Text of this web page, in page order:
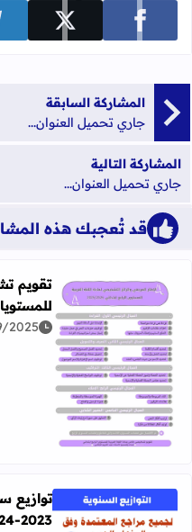
شارك على facebook شارك على x
المشاركة السابقة
جاري تحميل العنوان...
المشاركة التالية
جاري تحميل العنوان...
قد تُعجبك هذه
اقرأ المزيد عن تقويم
تقويم
للمستويات 4 + 5 + 6
2025
توازيع
2023-2024